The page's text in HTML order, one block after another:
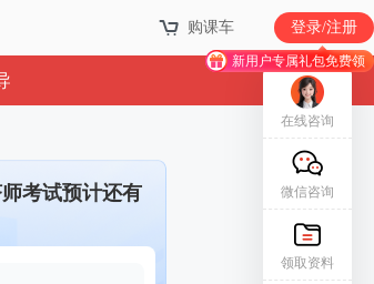
购课车 登录/注册
新用户专属礼包免费领
考试预计还有
在线咨询
微信咨询
领取资料